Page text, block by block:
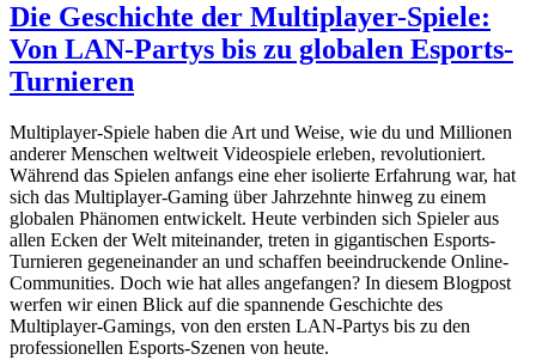
Die Geschichte der Multiplayer-Spiele:
Von LAN-Partys bis zu globalen Esports-
Turnieren
Multiplayer-Spiele haben die Art und Weise, wie du und Millionen
anderer Menschen weltweit Videospiele erleben, revolutioniert.
Während das Spielen anfangs eine eher isolierte Erfahrung war, hat
sich das Multiplayer-Gaming über Jahrzehnte hinweg zu einem
globalen Phänomen entwickelt. Heute verbinden sich Spieler aus
allen Ecken der Welt miteinander, treten in gigantischen Esports-
Turnieren gegeneinander an und schaffen beeindruckende Online-
Communities. Doch wie hat alles angefangen? In diesem Blogpost
werfen wir einen Blick auf die spannende Geschichte des
Multiplayer-Gamings, von den ersten LAN-Partys bis zu den
professionellen Esports-Szenen von heute.